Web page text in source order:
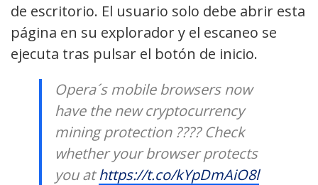
de escritorio. El usuario solo debe abrir esta
página en su explorador y el escaneo se
ejecuta tras pulsar el botón de inicio.
Opera´s mobile browsers now
have the new cryptocurrency
mining protection ???? Check
whether your browser protects
you athttps://t.co/kYpDmAiO8l